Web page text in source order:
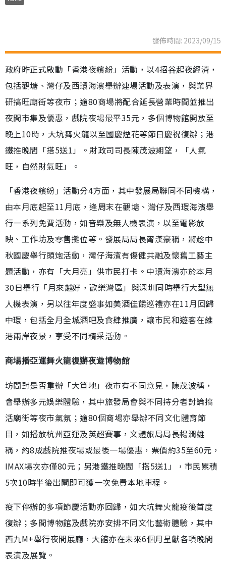
發佈時間: 2023/09/15
政府昨正式啟動「香港夜繽紛」活動，以4招谷起夜經濟，
包括觀塘、灣仔及西環海濱舉辦連場活動及表演，與業界
研搞旺廟街等夜市；逾80商場將配合延長營業時間並推出
夜間市集及優惠，戲院夜場最平35元，多個博物館開放至
晚上10時，大坑舞火龍以至國慶煙花等節日慶祝復辦；港
鐵推晚間「搭5送1」。財政司司長陳茂波期望，「人氣
旺，自然財氣旺」。
「香港夜繽紛」活動分4方面，其中發展局聯同不同機構，
由本月底起至11月底，逢周末在觀塘、灣仔及西環海濱舉
行一系列免費活動，如音樂及無人機表演，以至電影放
映、工作坊及零售攤位等。發展局局長甯漢豪稱，將趁中
秋國慶舉行頭炮活動，灣仔海濱有傷健共融及懷舊工藝主
題活動，亦有「大月亮」供市民打卡。中環海濱亦於本月
30日舉行「月來越好，歡樂灣區」與深圳同時舉行大型無
人機表演，另以往年度盛事如美酒佳餚巡禮亦在11月回歸
中環，包括全月全城酒吧及食肆推廣，讓市民和遊客在維
港兩岸夜景，享受不同精采活動。
商場播亞運舞火龍復辦夜遊博物館
坊間對是否重辦「大笪地」夜市有不同意見，陳茂波稱，
會舉辦多元娛樂體驗，其中旅發局會與不同持分者討論搞
活廟街等夜市氣氛；逾80個商場亦舉辦不同文化體育節
目，如播放杭州亞運及英超賽事，文體旅局局長楊潤雄
稱，約8成戲院推夜場或最後一場優惠，票價約35至60元，
IMAX場次亦僅80元；另港鐵推晚間「搭5送1」，市民累積
5次10時半後出閘即可獲一次免費本地車程。
疫下停辦的多項節慶活動亦回歸，如大坑舞火龍疫後首度
復辦；多間博物館及戲院亦安排不同文化藝術體驗，其中
西九M+舉行夜間展廳，大館亦在未來6個月呈獻各項晚間
表演及展覽。